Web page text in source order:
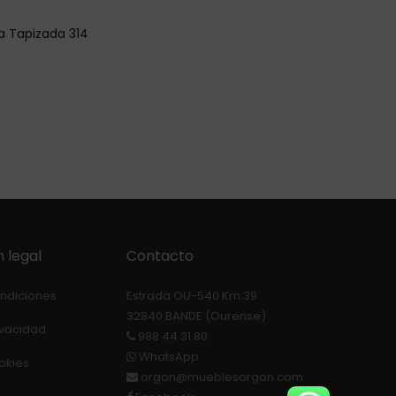
Tapizada 314
legal Contacto
Estrada OU-540 Km.39
32840 BANDE (Ourense)
988 44 31 80
WhatsApp
orgon@mueblesorgon.com